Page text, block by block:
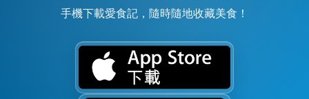
手機下載愛食記，隨時隨地收藏美食！